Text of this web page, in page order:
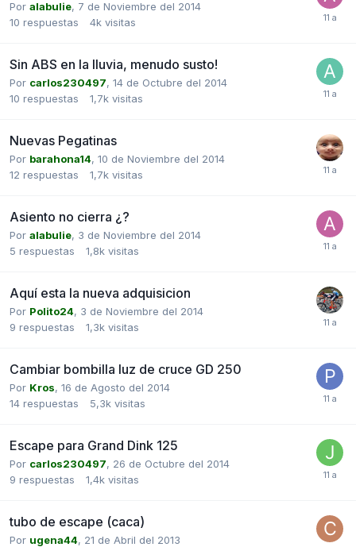
Por alabulie, 7 de Noviembre del 2014
10 respuestas 4k visitas
Sin ABS en la lluvia, menudo susto!
Por carlos230497, 14 de Octubre del 2014
10 respuestas 1,7k visitas
Nuevas Pegatinas
Por barahona14, 10 de Noviembre del 2014
12 respuestas 1,7k visitas
Asiento no cierra ¿?
Por alabulie, 3 de Noviembre del 2014
5 respuestas 1,8k visitas
Aquí esta la nueva adquisicion
Por Polito24, 3 de Noviembre del 2014
9 respuestas 1,3k visitas
Cambiar bombilla luz de cruce GD 250
Por Kros, 16 de Agosto del 2014
14 respuestas 5,3k visitas
Escape para Grand Dink 125
Por carlos230497, 26 de Octubre del 2014
9 respuestas 1,4k visitas
tubo de escape (caca)
Por ugena44, 21 de Abril del 2013